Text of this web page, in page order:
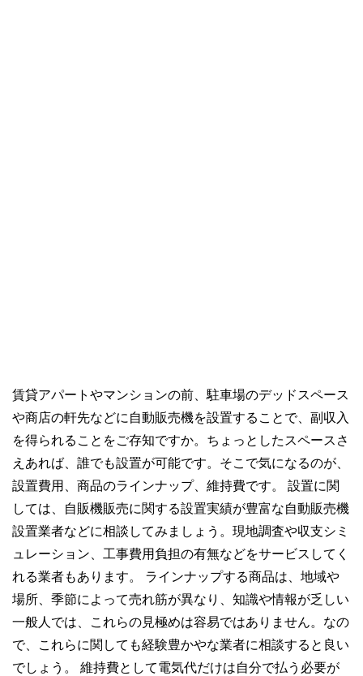
賃貸アパートやマンションの前、駐車場のデッドスペース
や商店の軒先などに自動販売機を設置することで、副収入
を得られることをご存知ですか。ちょっとしたスペースさ
えあれば、誰でも設置が可能です。そこで気になるのが、
設置費用、商品のラインナップ、維持費です。 設置に関
しては、自販機販売に関する設置実績が豊富な自動販売機
設置業者などに相談してみましょう。現地調査や収支シミ
ュレーション、工事費用負担の有無などをサービスしてく
れる業者もあります。 ラインナップする商品は、地域や
場所、季節によって売れ筋が異なり、知識や情報が乏しい
一般人では、これらの見極めは容易ではありません。なの
で、これらに関しても経験豊かやな業者に相談すると良い
でしょう。 維持費として電気代だけは自分で払う必要が